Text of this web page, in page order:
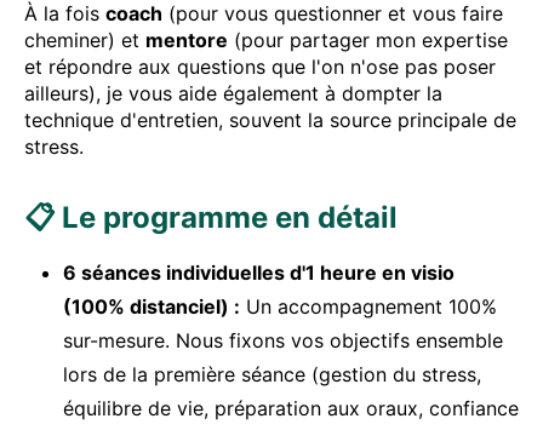
À la fois coach (pour vous questionner et vous faire
cheminer) et mentore (pour partager mon expertise
et répondre aux questions que l'on n'ose pas poser
ailleurs), je vous aide également à dompter la
technique d'entretien, souvent la source principale de
stress.
📋 Le programme en détail
6 séances individuelles d'1 heure en visio
(100% distanciel) : Un accompagnement 100%
sur-mesure. Nous fixons vos objectifs ensemble
lors de la première séance (gestion du stress,
équilibre de vie, préparation aux oraux, confiance